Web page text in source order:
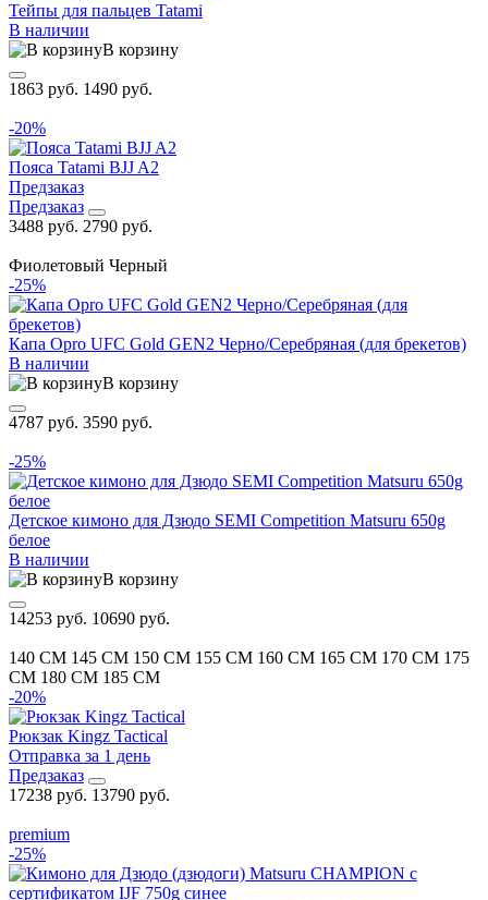
Тейпы для пальцев Tatami
В наличии
В корзину
1863 руб. 1490 руб.
-20%
Пояса Tatami BJJ A2
Предзаказ
Предзаказ
3488 руб. 2790 руб.
Фиолетовый Черный
-25%
Капа Opro UFC Gold GEN2 Черно/Серебряная (для брекетов)
В наличии
В корзину
4787 руб. 3590 руб.
-25%
Детское кимоно для Дзюдо SEMI Competition Matsuru 650g
белое
В наличии
В корзину
14253 руб. 10690 руб.
140 CM 145 CM 150 CM 155 CM 160 CM 165 CM 170 CM 175
CM 180 CM 185 CM
-20%
Рюкзак Kingz Tactical
Отправка за 1 день
Предзаказ
17238 руб. 13790 руб.
premium
-25%